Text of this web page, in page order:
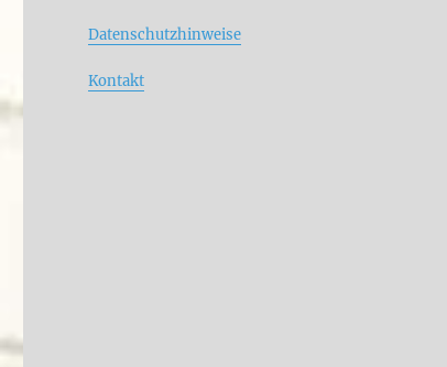
Datenschutzhinweise
Kontakt